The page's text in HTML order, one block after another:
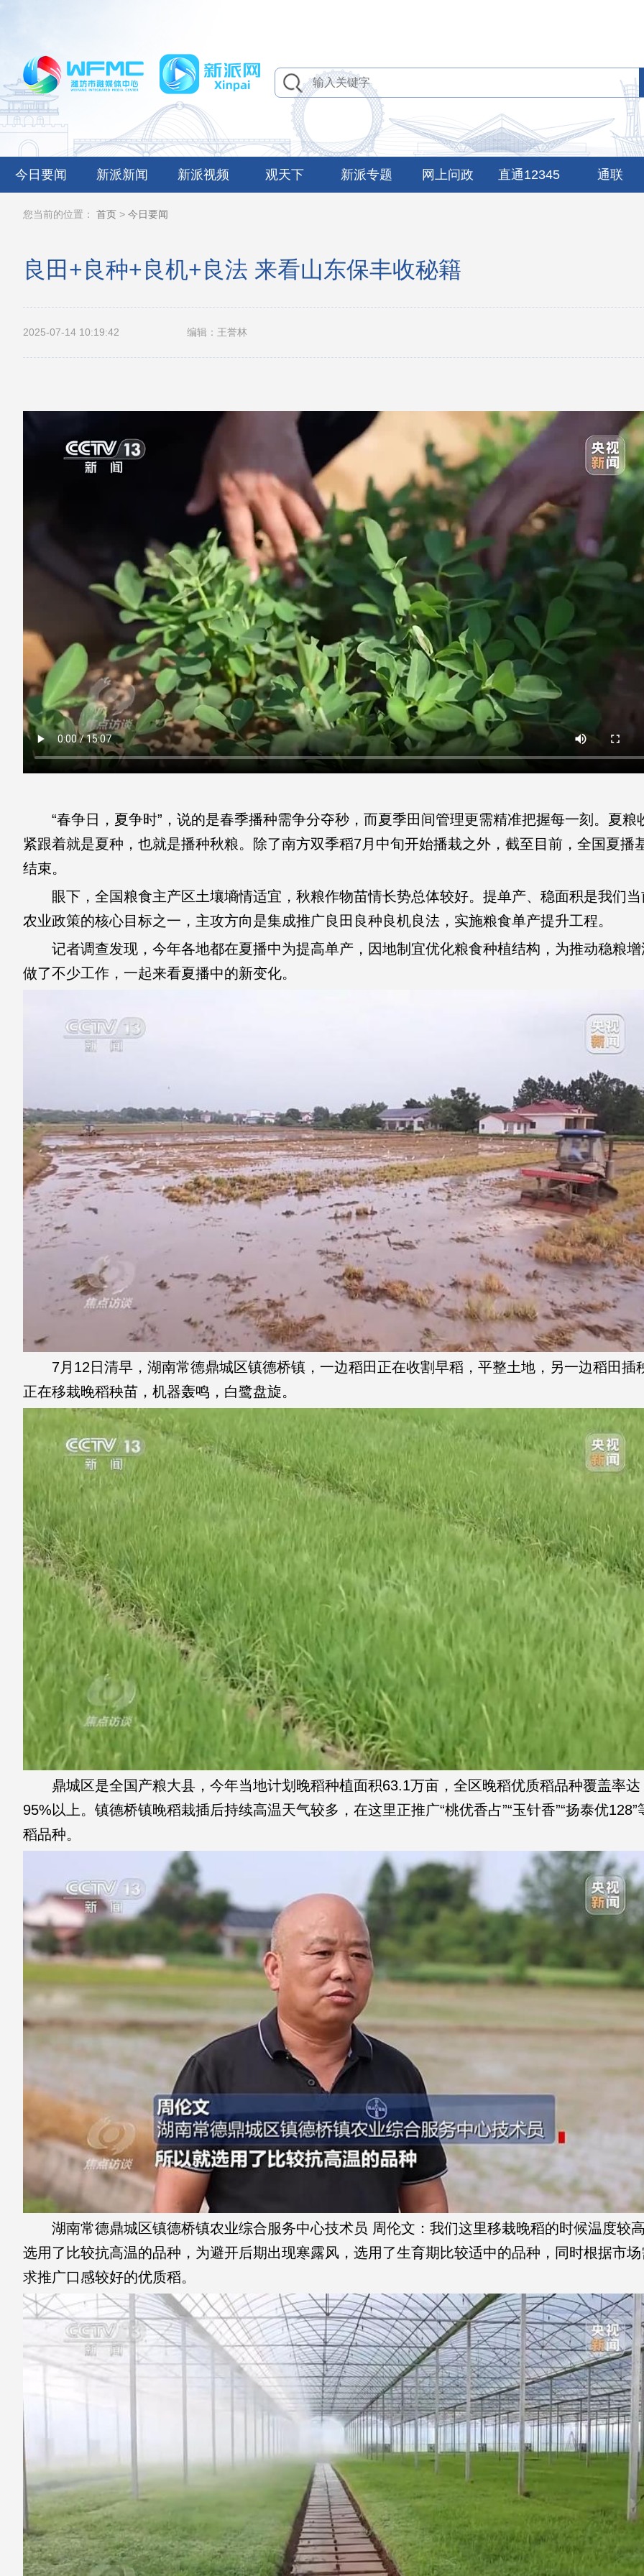
今日要闻 新派新闻 新派视频 观天下 新派专题 网上问政 直通12345 通联
您当前的位置： 首页 > 今日要闻
良田+良种+良机+良法 来看山东保丰收秘籍
2025-07-14 10:19:42 编辑：王誉林
“春争日，夏争时”，说的是春季播种需争分夺秒，而夏季田间管理更需精准把握每一刻。夏粮
紧跟着就是夏种，也就是播种秋粮。除了南方双季稻7月中旬开始播栽之外，截至目前，全国夏播
结束。
眼下，全国粮食主产区土壤墒情适宜，秋粮作物苗情长势总体较好。提单产、稳面积是我们当
农业政策的核心目标之一，主攻方向是集成推广良田良种良机良法，实施粮食单产提升工程。
记者调查发现，今年各地都在夏播中为提高单产，因地制宜优化粮食种植结构，为推动稳粮增
做了不少工作，一起来看夏播中的新变化。
7月12日清早，湖南常德鼎城区镇德桥镇，一边稻田正在收割早稻，平整土地，另一边稻田插
正在移栽晚稻秧苗，机器轰鸣，白鹭盘旋。
鼎城区是全国产粮大县，今年当地计划晚稻种植面积63.1万亩，全区晚稻优质稻品种覆盖率达
95%以上。镇德桥镇晚稻栽插后持续高温天气较多，在这里正推广“桃优香占”“玉针香”“扬泰优128”
稻品种。
湖南常德鼎城区镇德桥镇农业综合服务中心技术员 周伦文：我们这里移栽晚稻的时候温度较
选用了比较抗高温的品种，为避开后期出现寒露风，选用了生育期比较适中的品种，同时根据市场
求推广口感较好的优质稻。